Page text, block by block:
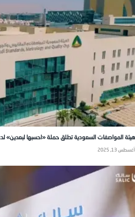
هيئة المواصفات السعودية تطلق حملة «احسبها لبعدين»
أغسطس 13, 2025